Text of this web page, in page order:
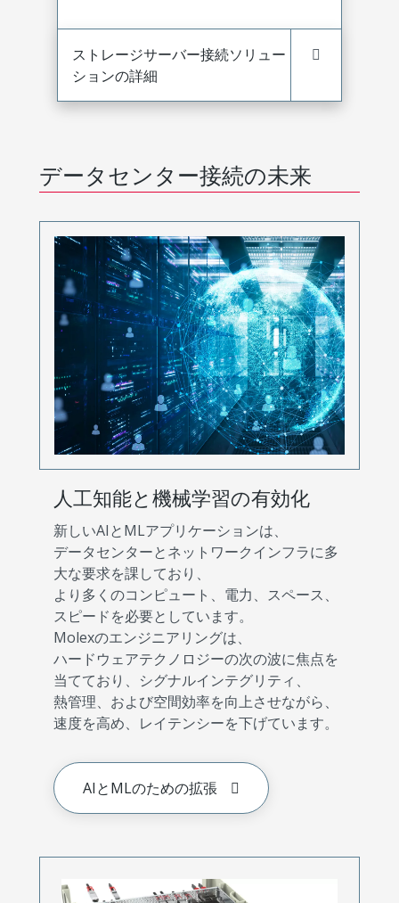
ストレージサーバー接続ソリュー
ションの詳細
データセンター接続の未来
人工知能と機械学習の有効化
新しいAIとMLアプリケーションは、
データセンターとネットワークインフラに多
大な要求を課しており、
より多くのコンピュート、電力、スペース、
スピードを必要としています。
Molexのエンジニアリングは、
ハードウェアテクノロジーの次の波に焦点を
当てており、シグナルインテグリティ、
熱管理、および空間効率を向上させながら、
速度を高め、レイテンシーを下げています。
AIとMLのための拡張